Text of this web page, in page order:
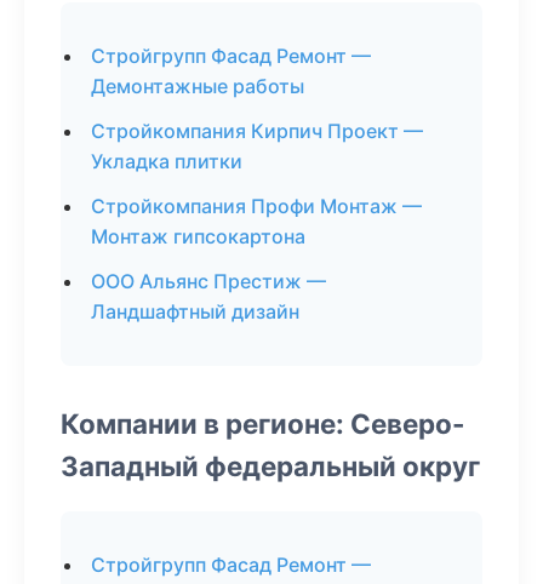
Стройгрупп Фасад Ремонт —
Демонтажные работы
Стройкомпания Кирпич Проект —
Укладка плитки
Стройкомпания Профи Монтаж —
Монтаж гипсокартона
ООО Альянс Престиж —
Ландшафтный дизайн
Компании в регионе: Северо-
Западный федеральный округ
Стройгрупп Фасад Ремонт —